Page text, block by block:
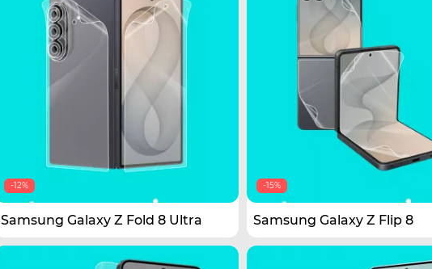
-12%
Samsung Galaxy Z Fold 8 Ultra
-15%
Samsung Galaxy Z Flip 8